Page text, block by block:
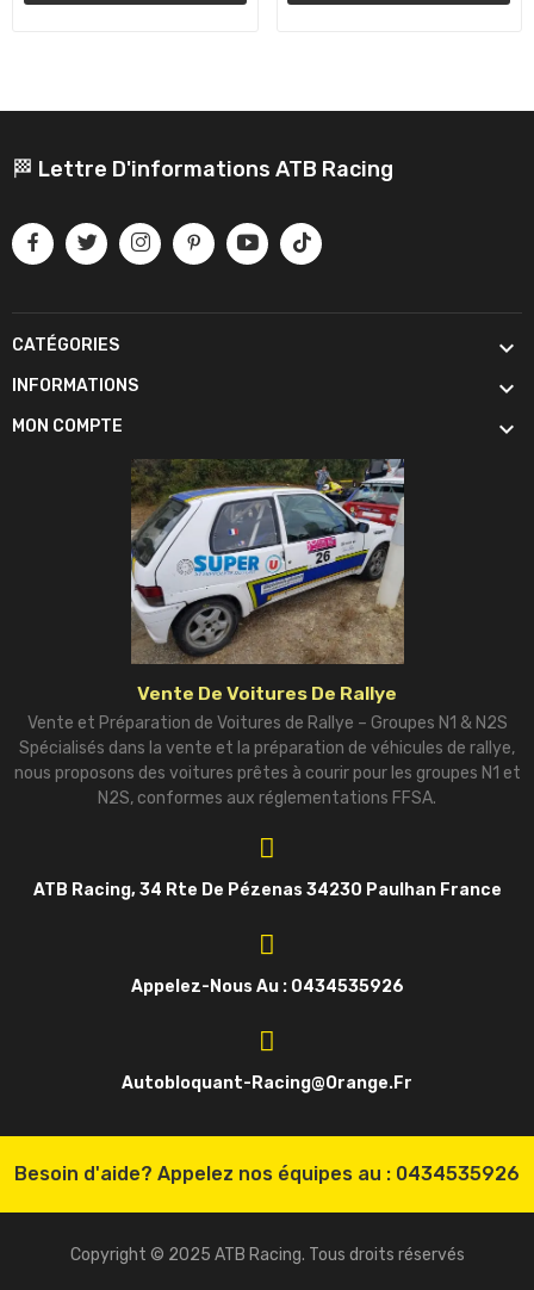
🏁 Lettre D'informations ATB Racing
CATÉGORIES 
INFORMATIONS 
MON COMPTE 
Vente De Voitures De Rallye
Vente et Préparation de Voitures de Rallye – Groupes N1 & N2S
Spécialisés dans la vente et la préparation de véhicules de rallye,
nous proposons des voitures prêtes à courir pour les groupes N1 et
N2S, conformes aux réglementations FFSA.
ATB Racing, 34 Rte De Pézenas 34230 Paulhan France
Appelez-Nous Au : 0434535926
Autobloquant-Racing@orange.fr
Besoin d'aide? Appelez nos équipes au : 0434535926
Copyright © 2025 ATB Racing. Tous droits réservés